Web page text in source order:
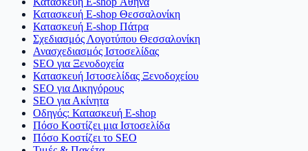
Κατασκευή E-shop Θεσσαλονίκη
Κατασκευή E-shop Πάτρα
Σχεδιασμός Λογοτύπου Θεσσαλονίκη
Ανασχεδιασμός Ιστοσελίδας
SEO για Ξενοδοχεία
Κατασκευή Ιστοσελίδας Ξενοδοχείου
SEO για Δικηγόρους
SEO για Ακίνητα
Οδηγός: Κατασκευή E-shop
Πόσο Κοστίζει μια Ιστοσελίδα
Πόσο Κοστίζει το SEO